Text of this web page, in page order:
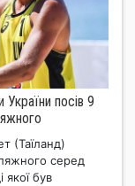
України посів 9
(Таїланд)
серед
якої був